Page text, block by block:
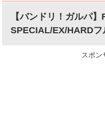
【バンドリ！ガルパ
SPECIAL/EX/HARD
スポン